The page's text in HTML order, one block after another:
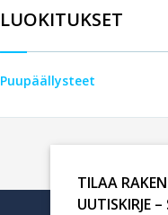
LUOKITUKSET
Puupäällysteet
TILAA
UUTISKIRJE